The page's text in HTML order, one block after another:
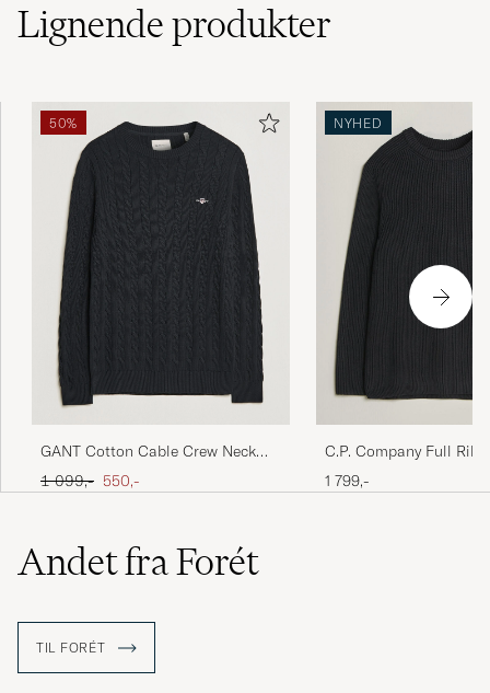
Lignendeprodukter
50%
GANT Cotton Cable Crew Neck
Black
Ordinary pris
1 099,- Nedsat pris
550,-
NYHED
C.P. Company Full Rib
Cotton Crew Neck
1 799,-
Andet fra Forét
TIL FORÉT